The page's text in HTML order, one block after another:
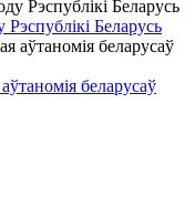
Беларусь
беларусаў